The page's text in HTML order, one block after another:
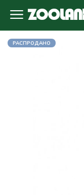
РАСПРОДАНО